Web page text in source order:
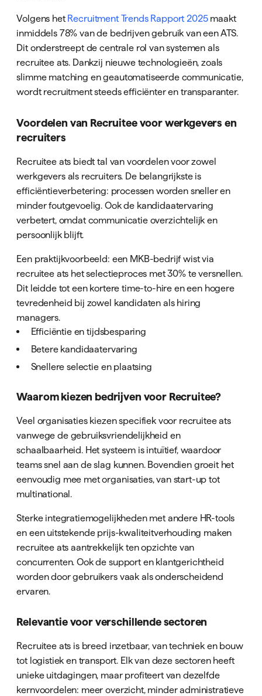
Volgens het Recruitment Trends Rapport 2025maakt
inmiddels 78% van de bedrijven gebruik van een ATS.
Dit onderstreept de centrale rol van systemen als
recruitee ats. Dankzij nieuwe technologieën, zoals
slimme matching en geautomatiseerde communicatie,
wordt recruitment steeds efficiënter en transparanter.
Voordelen van Recruitee voor werkgevers en
recruiters
Recruitee ats biedt tal van voordelen voor zowel
werkgevers als recruiters. De belangrijkste is
efficiëntieverbetering: processen worden sneller en
minder foutgevoelig. Ook de kandidaatervaring
verbetert, omdat communicatie overzichtelijk en
persoonlijk blijft.
Een praktijkvoorbeeld: een MKB-bedrijf wist via
recruitee ats het selectieproces met 30% te versnellen.
Dit leidde tot een kortere time-to-hire en een hogere
tevredenheid bij zowel kandidaten als hiring
managers.
Efficiëntie en tijdsbesparing
Betere kandidaatervaring
Snellere selectie en plaatsing
Waarom kiezen bedrijven voor Recruitee?
Veel organisaties kiezen specifiek voor recruitee ats
vanwege de gebruiksvriendelijkheid en
schaalbaarheid. Het systeem is intuïtief, waardoor
teams snel aan de slag kunnen. Bovendien groeit het
eenvoudig mee met organisaties, van start-up tot
multinational.
Sterke integratiemogelijkheden met andere HR-tools
en een uitstekende prijs-kwaliteitverhouding maken
recruitee ats aantrekkelijk ten opzichte van
concurrenten. Ook de support en klantgerichtheid
worden door gebruikers vaak als onderscheidend
ervaren.
Relevantie voor verschillende sectoren
Recruitee ats is breed inzetbaar, van techniek en bouw
tot logistiek en transport. Elk van deze sectoren heeft
unieke uitdagingen, maar profiteert van dezelfde
kernvoordelen: meer overzicht, minder administratieve